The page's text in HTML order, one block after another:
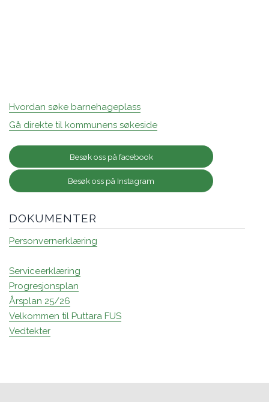
Hvordan søke barnehageplass
Gå direkte til kommunens søkeside
Besøk oss på facebook
Besøk oss på Instagram
DOKUMENTER
Personvernerklæring
Serviceerklæring
Progresjonsplan
Årsplan 25/26
Velkommen til Puttara FUS
Vedtekter